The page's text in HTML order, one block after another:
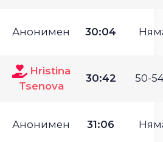
Анонимен 30:04
Hristina
Tsenova
30:42 50-
Анонимен 31:06